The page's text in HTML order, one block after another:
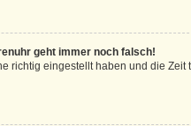
geht immer noch falsch!
richtig eingestellt haben und die